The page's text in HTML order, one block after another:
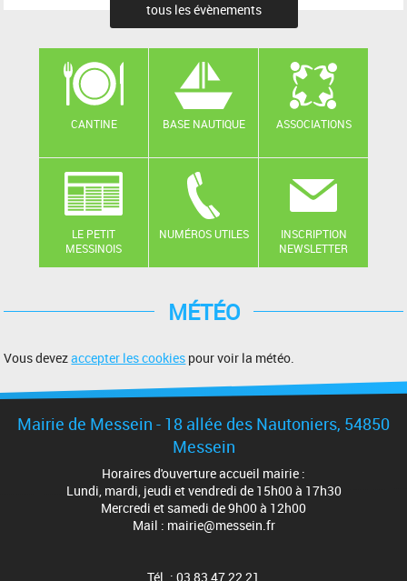
tous les évènements
CANTINE BASE NAUTIQUE ASSOCIATIONS
LE PETIT
MESSINOIS
NUMÉROS UTILES
INSCRIPTION
NEWSLETTER
MÉTÉO
Vous devezaccepter les cookies pour voir la météo.
Mairie de Messein - 18 allée des Nautoniers, 54850
Messein
Horaires d'ouverture accueil mairie :
Lundi, mardi, jeudi et vendredi de 15h00 à 17h30
Mercredi et samedi de 9h00 à 12h00
Mail : mairie@messein.fr
Tél. : 03 83 47 22 21